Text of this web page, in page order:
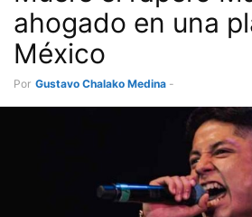
ahogado en una
México
Por Gustavo Chalako Medina -